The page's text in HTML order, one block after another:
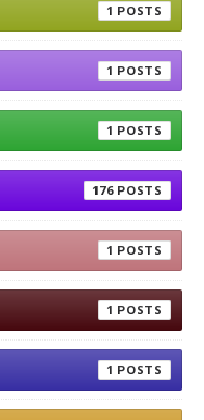
1
1
1
176
1
1
1